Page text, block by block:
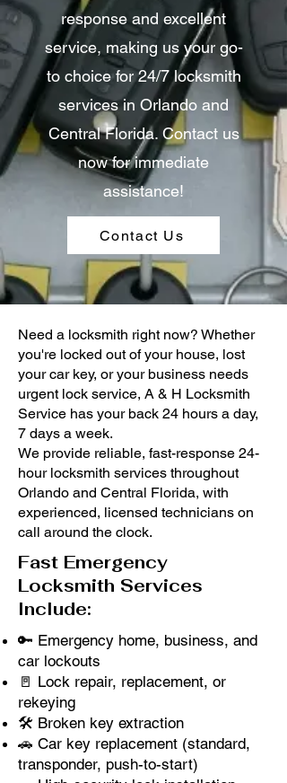
response and excellent
service, making us your go-
to choice for 24/7 locksmith
services in Orlando and
Central Florida. Contact us
now for immediate
assistance!
Contact Us
Need a locksmith right now? Whether
you're locked out of your house, lost
your car key, or your business needs
urgent lock service, A & H Locksmith
Service has your back 24 hours a day,
7 days a week.
We provide reliable, fast-response 24-
hour locksmith services throughout
Orlando and Central Florida, with
experienced, licensed technicians on
call around the clock.
Fast Emergency
Locksmith Services
Include:
🔑 Emergency home, business, and
car lockouts
🚪 Lock repair, replacement, or
rekeying
🛠️ Broken key extraction
🚗 Car key replacement (standard,
transponder, push-to-start)